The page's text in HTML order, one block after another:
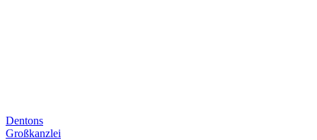
Dentons
Großkanzlei